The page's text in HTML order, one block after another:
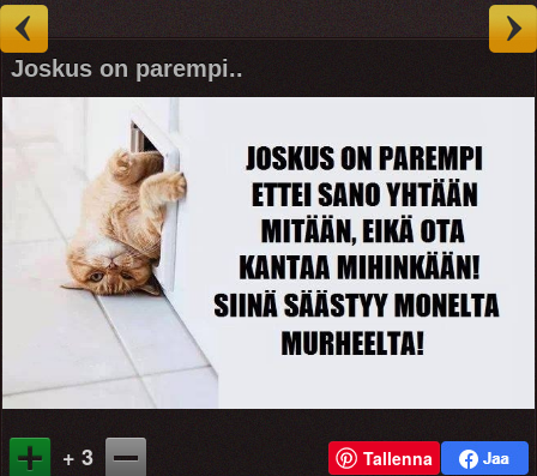
Joskus on parempi..
+ 3 Tallenna